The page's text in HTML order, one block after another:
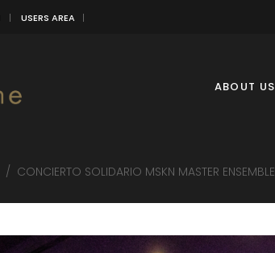
USERS AREA
ABOUT US
/ CONCIERTO SOLIDARIO MSKN MASTER ENSEMBLE